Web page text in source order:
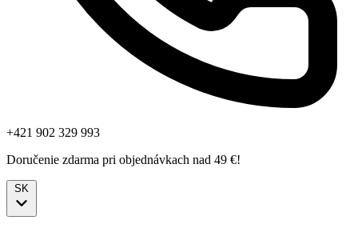
+421 902 329 993
Doručenie zdarma pri objednávkach nad 49 €!
SK